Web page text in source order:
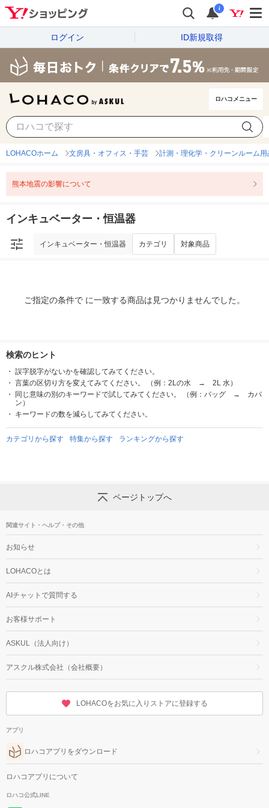
i
ログイン ID新規取得
ロハコメニュー
インキュベーター・恒温器
LOHACOホーム 文房具・オフィス・手芸 計測・理化学・クリーンルーム用
熊本地震の影響について
インキュベーター・恒温器
インキュベーター・恒温器 カテゴリ 対象商品
ご指定の条件で に一致する商品は見つかりませんでした。
検索のヒント
誤字脱字がないかを確認してみてください。
言葉の区切り方を変えてみてください。 （例：2Lの水 → 2L 水）
同じ意味の別のキーワードで試してみてください。 （例：バッグ → カバ
ン）
キーワードの数を減らしてみてください。
カテゴリから探す 特集から探す ランキングから探す
ページトップへ
関連サイト・ヘルプ・その他
お知らせ
LOHACOとは
AIチャットで質問する
お客様サポート
ASKUL（法人向け）
アスクル株式会社（会社概要）
LOHACOをお気に入りストアに登録する
アプリ
ロハコアプリをダウンロード
ロハコアプリについて
ロハコ公式LINE